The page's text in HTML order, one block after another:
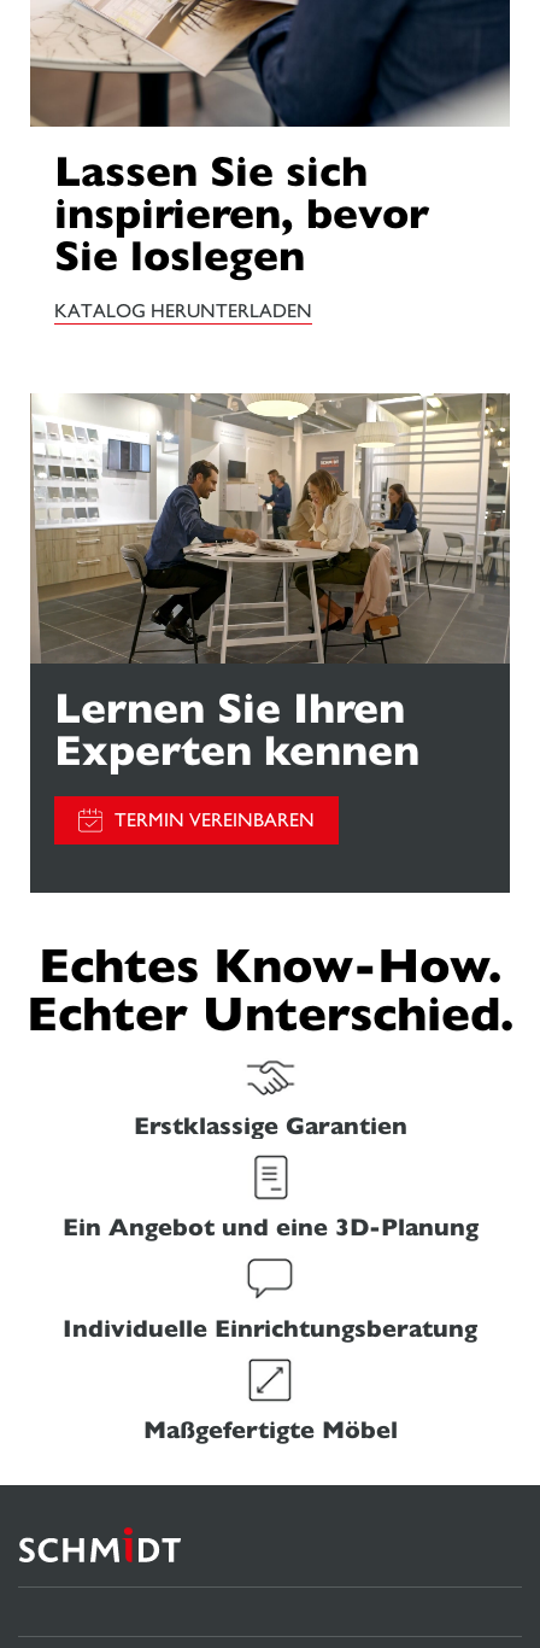
Lassen Sie sich
inspirieren, bevor
Sie loslegen
KATALOG HERUNTERLADEN
Lernen Sie Ihren
Experten kennen
TERMIN VEREINBAREN
Echtes Know-How.
Echter Unterschied.
Erstklassige Garantien
Ein Angebot und eine 3D-Planung
Individuelle Einrichtungsberatung
Maßgefertigte Möbel